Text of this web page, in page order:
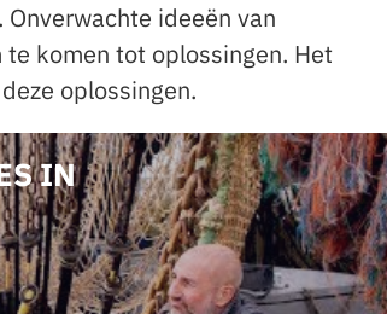
ideeën van
komen tot oplossingen. Het
oplossingen.
IN